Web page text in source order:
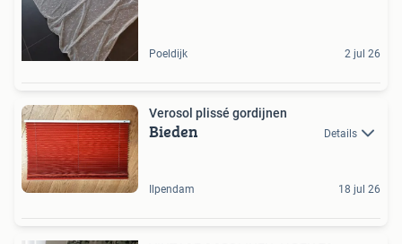
Poeldijk 2 jul 26
Verosol plissé gordijnen
Bieden Details
Ilpendam 18 jul 26